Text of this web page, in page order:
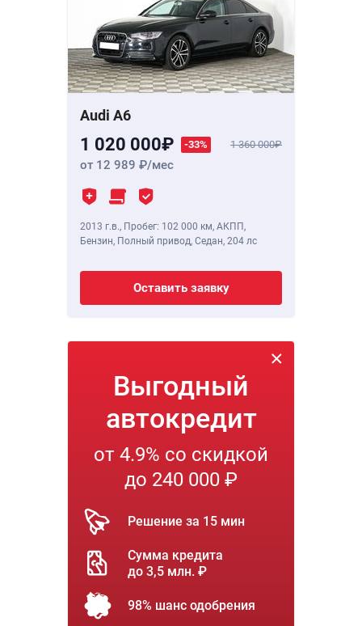
Audi A6
1 020 000 -33% 1 360 000
от 12 989 /мес
2013 г.в., Пробег: 102 000 км, АКПП,
Бензин, Полный привод, Седан, 204 лс
Оставить заявку
Выгодный
автокредит
от 4.9% со скидкой
до 240 000 ₽
Решение за 15 мин
Сумма кредита
до 3,5 млн. ₽
98% шанс одобрения